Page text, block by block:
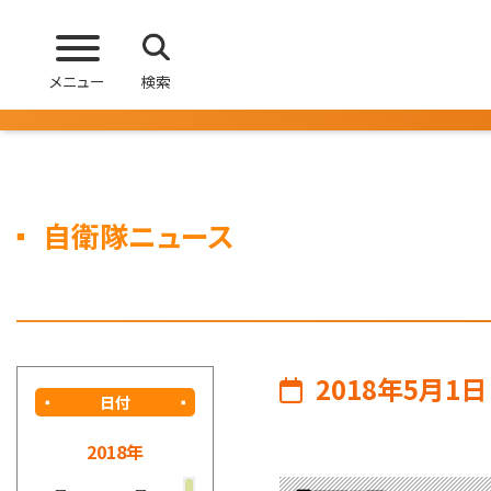
メニュー 検索
自衛隊ニュース
日付
2018年
2018年5月1日